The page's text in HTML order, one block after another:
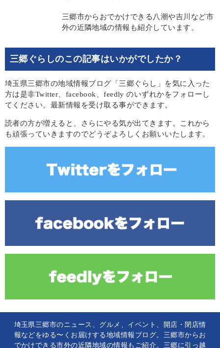
三郷市からおでかけできる八潮や吉川など市
外の近隣地域の情報も紹介しています。
三郷ぐらしのこの記事はいかがでしたか？
埼玉県三郷市の地域情報ブログ「三郷ぐらし」を気に入った
方は是非Twitter、facebook、feedly のいずれかをフォローし
てください。最新情報を受け取る事ができます。
読者の方が増えると、さらにやる気が出てきます。これから
も頑張っていきますのでどうぞよろしくお願いいたします。
埼玉県三郷市のニュース、グルメ、イベント、開店・閉店情
報などをゆる〜くお届けする地域情報ブログ。三郷市からお
でかけできる市外の近隣地域の情報もご紹介。三郷に引っ越